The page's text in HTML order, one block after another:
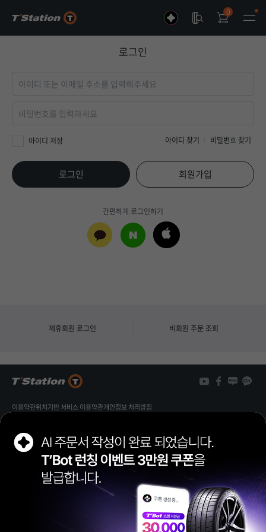
0
로그인
아이디 저장 아이디 찾기 비밀번호 찾기
로그인 회원가입
간편하게 로그인하기
제휴회원 로그인 비회원 주문 조회
이용약관위치기반 서비스 이용약관개인정보 처리방침